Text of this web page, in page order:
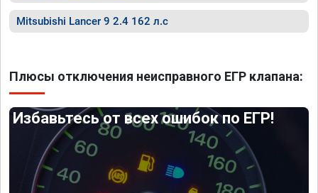
Mitsubishi Lancer 9 2.4 162 л.с
Плюсы отключения неисправного ЕГР клапана:
Избавьтесь от всех ошибок по ЕГР!